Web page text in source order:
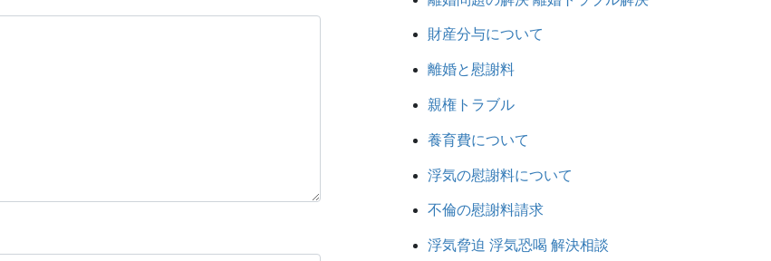
財産分与について
離婚と慰謝料
親権トラブル
養育費について
浮気の慰謝料について
不倫の慰謝料請求
浮気脅迫 浮気恐喝 解決相談